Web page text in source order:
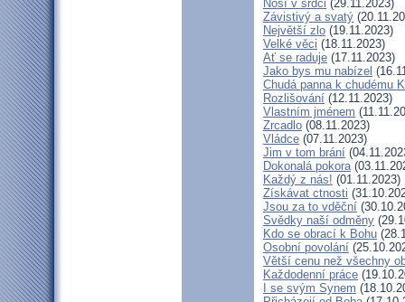
Nosí v srdci (29.11.2023)
Závistivý a svatý
Největší zlo (19.11.2023)
Velké věci (18.11.2023)
Ať se raduje (17.11.2023)
Jako bys mu nabízel
Chudá panna k chudému
Rozlišování (12.11.2023)
Vlastním jménem
Zrcadlo (08.11.2023)
Vládce (07.11.2023)
Jim v tom brání
Dokonalá pokora
Každý z nás! (01.11.2023)
Získávat ctnosti
Jsou za to vděční
Svědky naší odměny
Kdo se obrací k Bohu
Osobní povolání
Větší cenu než všechny
Každodenní práce
I se svým Synem